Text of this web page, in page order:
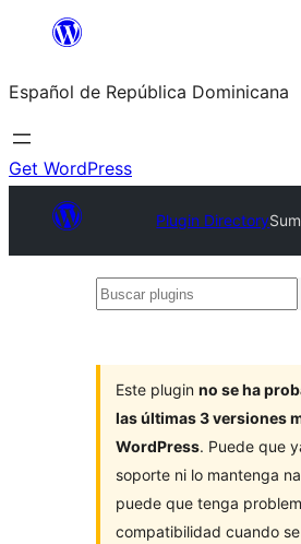
Saltar
contenido
Español de República Dominicana
Get WordPress
Plugin Directory
Buscar
Este plugin no se ha
las últimas 3 versiones
WordPress. Puede que
soporte ni lo mantenga
puede que tenga
compatibilidad cuando